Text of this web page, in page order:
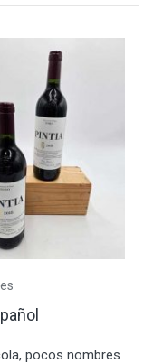
pocos nombres